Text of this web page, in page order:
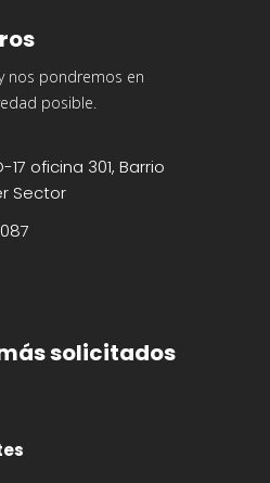
nos pondremos en
posible.
oficina 301, Barrio
Sector
solicitados